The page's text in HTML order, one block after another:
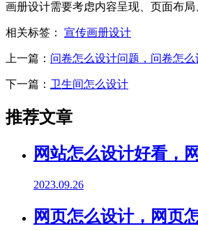
画册设计需要考虑内容呈现、页面布
相关标签： 宣传画册设计
上一篇： 问卷怎么设计问题，问卷怎
下一篇： 卫生间怎么设计
推荐文章
网站怎么设计好看，
2023.09.26
网页怎么设计，网页